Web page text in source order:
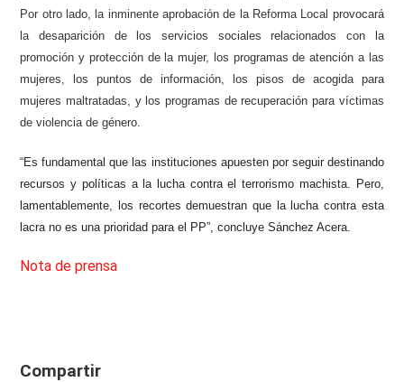
Por otro lado, la inminente aprobación de la Reforma Local provocará
la desaparición de los servicios sociales relacionados con la
promoción y protección de la mujer, los programas de atención a las
mujeres, los puntos de información, los pisos de acogida para
mujeres maltratadas, y los programas de recuperación para víctimas
de violencia de género.
“Es fundamental que las instituciones apuesten por seguir destinando
recursos y políticas a la lucha contra el terrorismo machista. Pero,
lamentablemente, los recortes demuestran que la lucha contra esta
lacra no es una prioridad para el PP”, concluye Sánchez Acera.
Nota de prensa
Compartir